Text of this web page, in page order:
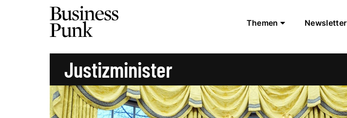
Themen Newsletter
Justizminister